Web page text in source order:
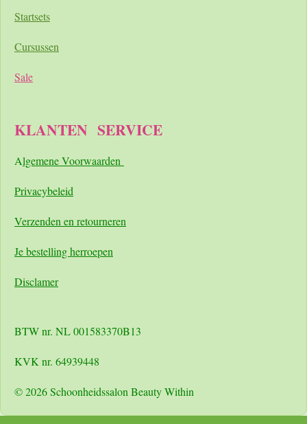
Startsets
Cursussen
Sale
KLANTEN SERVICE
Algemene Voorwaarden
Privacybeleid
Verzenden en retourneren
Je bestelling herroepen
Disclamer
BTW nr. NL 001583370B13
KVK nr. 64939448
© 2026 Schoonheidssalon Beauty Within